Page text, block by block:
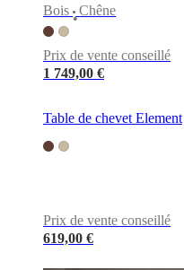
d'expositionPiècesSéjours
mangerChambres
extérieursPetits
espacesBureauxBoConcept
Helena
ChristensenInspirationService
Contact
d’assemblageGarantieJuridique
Bois
•
Chêne
Prix de vente conseillé
1 749,00 €
Table de chevet Element
Prix de vente conseillé
619,00 €